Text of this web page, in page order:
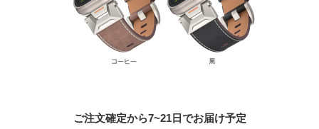
ご注文確定から7~21日でお届け予定